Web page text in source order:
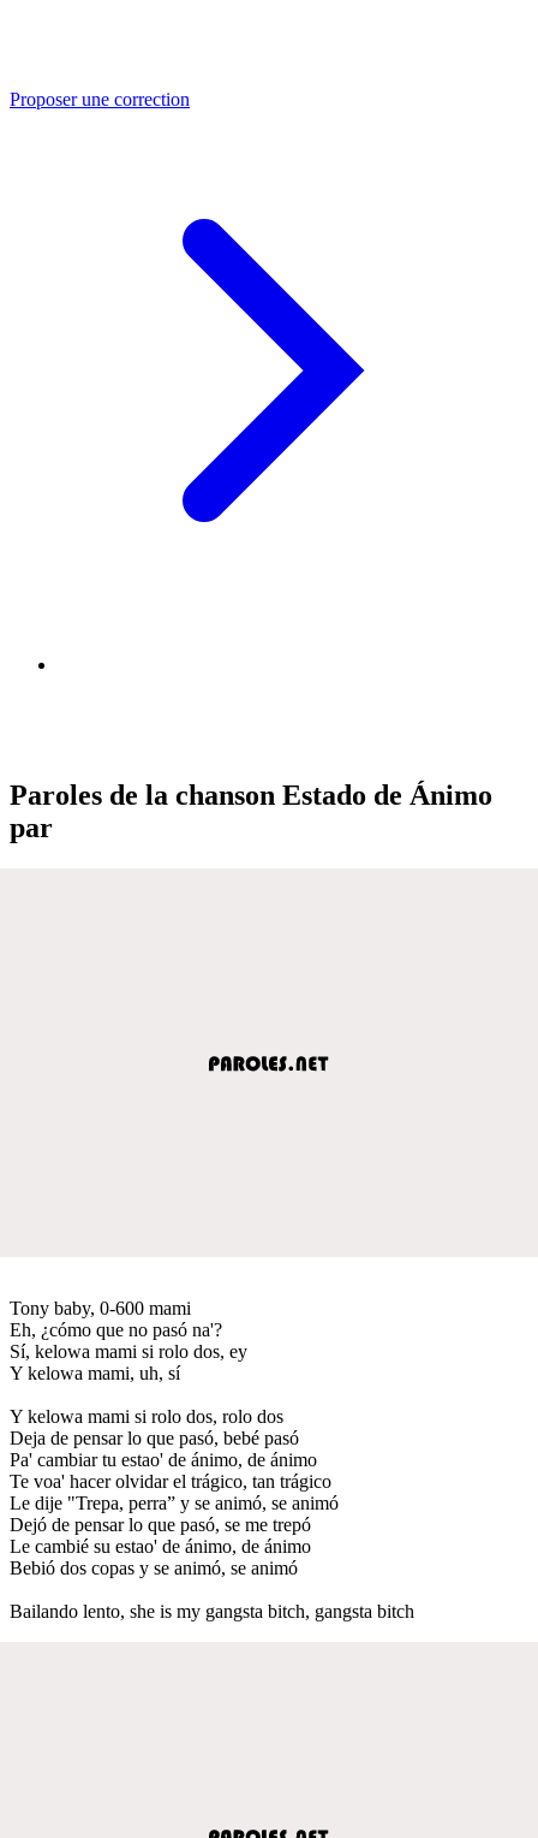
Proposer une correction
Paroles de la chanson Estado de Ánimo
par
Tony baby, 0-600 mami
Eh, ¿cómo que no pasó na'?
Sí, kelowa mami si rolo dos, ey
Y kelowa mami, uh, sí
Y kelowa mami si rolo dos, rolo dos
Deja de pensar lo que pasó, bebé pasó
Pa' cambiar tu estao' de ánimo, de ánimo
Te voa' hacer olvidar el trágico, tan trágico
Le dije "Trepa, perra” y se animó, se animó
Dejó de pensar lo que pasó, se me trepó
Le cambié su estao' de ánimo, de ánimo
Bebió dos copas y se animó, se animó
Bailando lento, she is my gangsta bitch, gangsta bitch